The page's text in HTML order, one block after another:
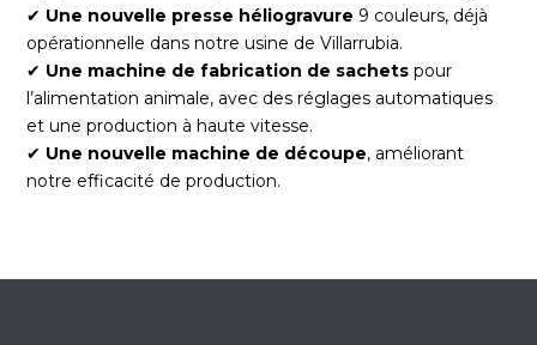
✔ Une nouvelle presse héliogravure 9 couleurs, déjà
opérationnelle dans notre usine de Villarrubia.
✔ Une machine de fabrication de sachets pour
l’alimentation animale, avec des réglages automatiques
et une production à haute vitesse.
✔ Une nouvelle machine de découpe, améliorant
notre efficacité de production.